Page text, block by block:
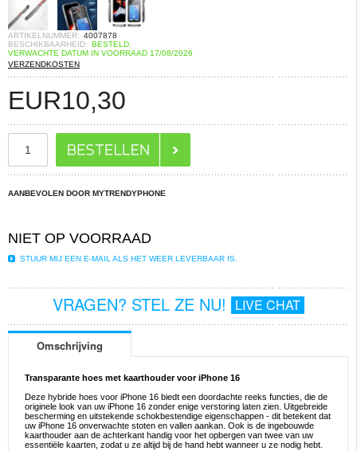
ARTIKELNUMMER: 4007878
BESCHIKBAARHEID: BESTELD.
VERWACHTE DATUM IN VOORRAAD 17/08/2026
VERZENDKOSTEN
EUR10,30
AANBEVOLEN DOOR MYTRENDYPHONE
NIET OP VOORRAAD
STUUR MIJ EEN E-MAIL ALS HET WEER LEVERBAAR IS.
VRAGEN? STEL ZE NU! LIVE CHAT
Omschrijving
Transparante hoes met kaarthouder voor iPhone 16
Deze hybride hoes voor iPhone 16 biedt een doordachte reeks functies, die de
originele look van uw iPhone 16 zonder enige verstoring laten zien. Uitgebreide
bescherming en uitstekende schokbestendige eigenschappen - dit betekent dat
uw iPhone 16 onverwachte stoten en vallen aankan. Ook is de ingebouwde
kaarthouder aan de achterkant handig voor het opbergen van twee van uw
essentiële kaarten, zodat u ze altijd bij de hand hebt wanneer u ze nodig hebt.